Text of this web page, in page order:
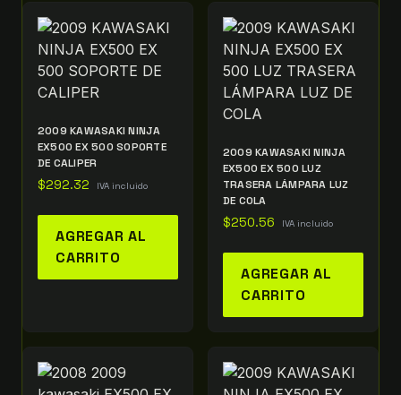
2009 KAWASAKI NINJA
EX500 EX 500 SOPORTE
DE CALIPER
$292.32 IVA incluido
AGREGAR AL
CARRITO
2009 KAWASAKI NINJA
EX500 EX 500 LUZ
TRASERA LÁMPARA LUZ
DE COLA
$250.56 IVA incluido
AGREGAR AL
CARRITO